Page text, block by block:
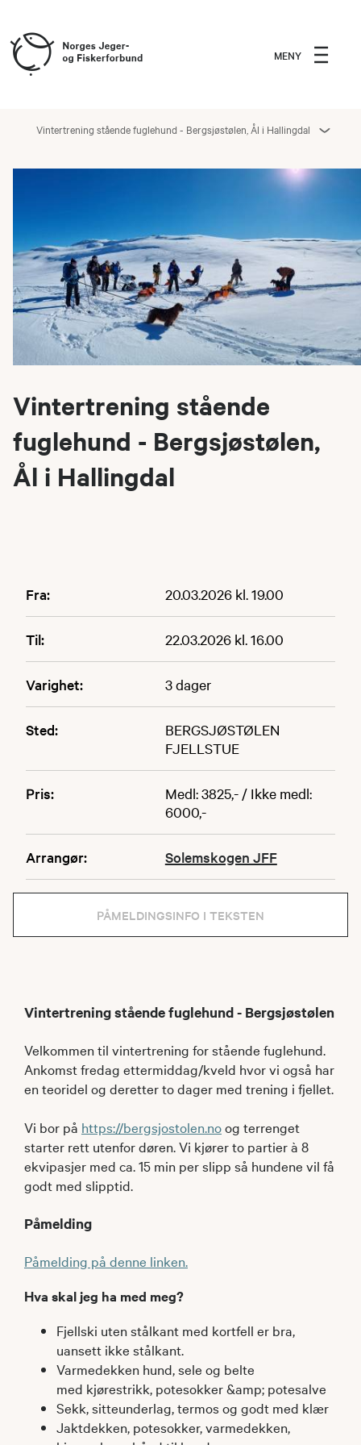
MENY
Vintertrening stående fuglehund - Bergsjøstølen, Ål i Hallingdal
Vintertrening stående
fuglehund - Bergsjøstølen,
Ål i Hallingdal
Fra: 20.03.2026 kl. 19.00
Til: 22.03.2026 kl. 16.00
Varighet: 3 dager
Sted:
BERGSJØSTØLEN
FJELLSTUE
Pris:
Medl: 3825,- / Ikke medl:
6000,-
Arrangør: Solemskogen JFF
PÅMELDINGSINFO I TEKSTEN
Vintertrening stående fuglehund - Bergsjøstølen
Velkommen til vintertrening for stående fuglehund.
Ankomst fredag ettermiddag/kveld hvor vi også har
en teoridel og deretter to dager med trening i fjellet.
Vi bor på https://bergsjostolen.noog terrenget
starter rett utenfor døren. Vi kjører to partier à 8
ekvipasjer med ca. 15 min per slipp så hundene vil få
godt med slipptid.
Påmelding
Påmelding på denne linken.
Hva skal jeg ha med meg?
Fjellski uten stålkant med kortfell er bra,
uansett ikke stålkant.
Varmedekken hund, sele og belte
med kjørestrikk, potesokker &amp; potesalve
Sekk, sitteunderlag, termos og godt med klær
Jaktdekken, potesokker, varmedekken,